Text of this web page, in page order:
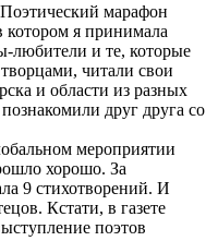
марафон
котором я принимала
любители и те, которые
читали свои
и области из разных
друг друга со
мероприятии
хорошо. За
9 стихотворений. И
Кстати, в газете
поэтов